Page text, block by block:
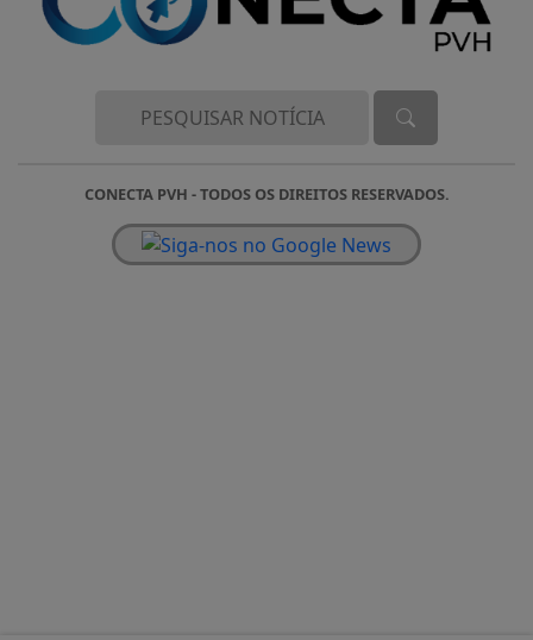
CONECTA PVH - TODOS OS DIREITOS RESERVADOS.